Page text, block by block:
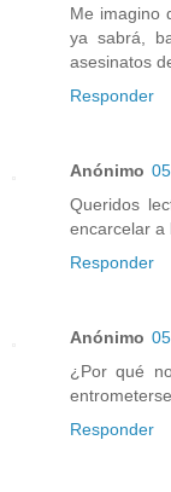
Me imagino
ya sabrá,
asesinatos
Responder
Anónimo
Queridos
encarcelar a
Responder
Anónimo
¿Por qué
Responder